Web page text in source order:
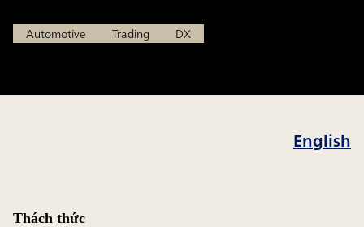
Automotive Trading DX
English
Thách thức